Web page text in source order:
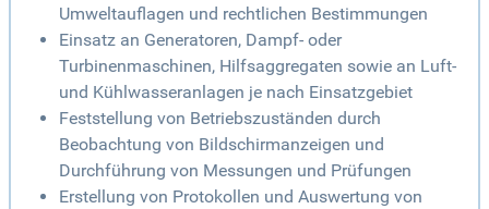
Umweltauflagen und rechtlichen Bestimmungen
Einsatz an Generatoren, Dampf- oder
Turbinenmaschinen, Hilfsaggregaten sowie an Luft-
und Kühlwasseranlagen je nach Einsatzgebiet
Feststellung von Betriebszuständen durch
Beobachtung von Bildschirmanzeigen und
Durchführung von Messungen und Prüfungen
Erstellung von Protokollen und Auswertung von